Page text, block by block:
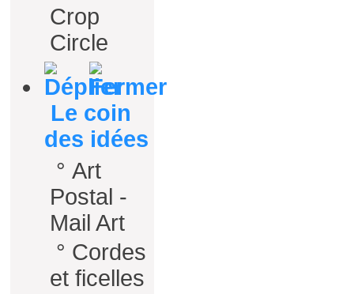
Crop
Circle
Le coin
des idées
° Art
Postal -
Mail Art
° Cordes
et ficelles